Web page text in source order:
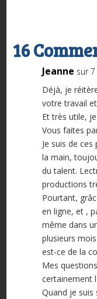
16
Jeanne sur
Déjà, je
votre travail
Et très utile,
Vous faites
Je suis de
la main,
du talent.
productions
Pourtant,
en ligne, et ,
même dans
plusieurs
est-ce de la
Mes
certainement
Quand je suis